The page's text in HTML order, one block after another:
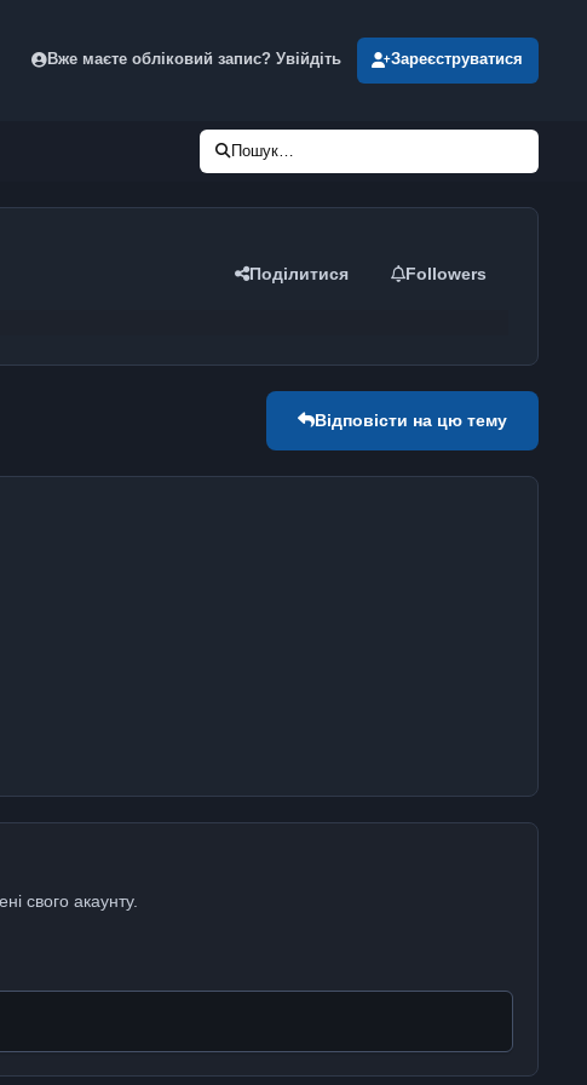
Вже маєте обліковий запис? Увійдіть Зареєструватися
Пошук…
Поділитися Followers
Відповісти на цю тему
свого акаунту.